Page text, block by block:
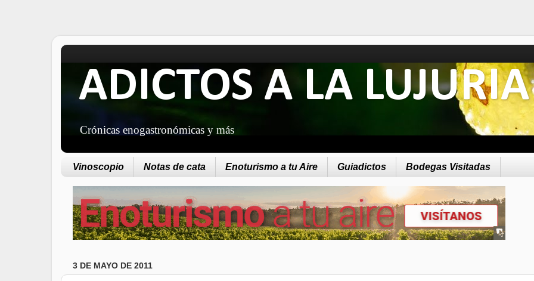
ADICTOS A LA LUJURIA
Crónicas enogastronómicas y más
Vinoscopio Notas de cata Enoturismo a tu Aire Guiadictos Bodegas Visitadas
3 DE MAYO DE 2011